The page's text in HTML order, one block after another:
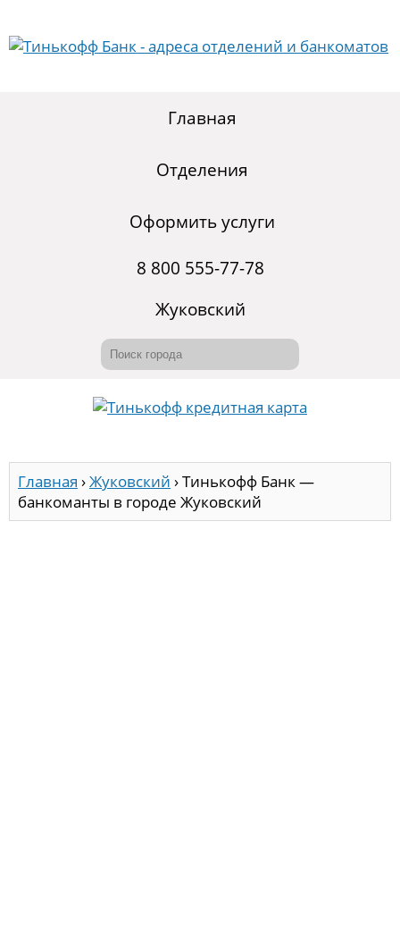
Главная
Отделения
Оформить услуги
8 800 555-77-78
Жуковский
Главная ›Жуковский ›Тинькофф Банк —
банкоманты в городе Жуковский